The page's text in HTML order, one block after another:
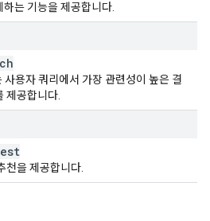
는 기능을 제공합니다.
용자 쿼리에서 가장 관련성이 높은 결
제공합니다.
천을 제공합니다.